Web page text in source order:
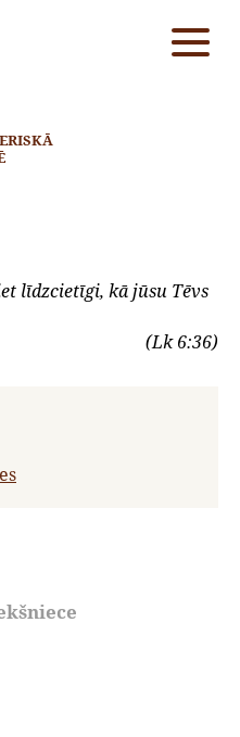
līdzcietīgi, kā jūsu Tēvs
(Lk 6:36)